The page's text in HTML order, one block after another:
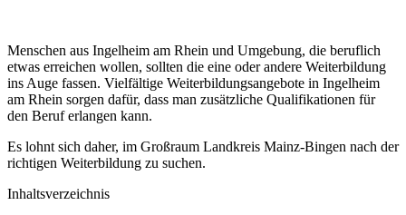
Menschen aus Ingelheim am Rhein und Umgebung, die beruflich
etwas erreichen wollen, sollten die eine oder andere Weiterbildung
ins Auge fassen. Vielfältige Weiterbildungsangebote in Ingelheim
am Rhein sorgen dafür, dass man zusätzliche Qualifikationen für
den Beruf erlangen kann.
Es lohnt sich daher, im Großraum Landkreis Mainz-Bingen nach der
richtigen Weiterbildung zu suchen.
Inhaltsverzeichnis